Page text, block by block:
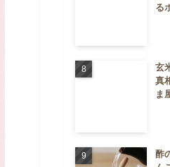
る
玄
真
ま
酢